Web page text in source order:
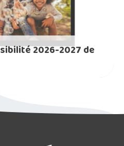
2026-2027 de